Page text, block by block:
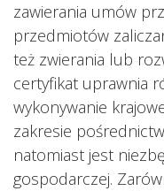
zawierania umów
przedmiotów
też zwierania lub
certyfikat uprawnia
wykonywanie
zakresie
natomiast jest
gospodarczej.